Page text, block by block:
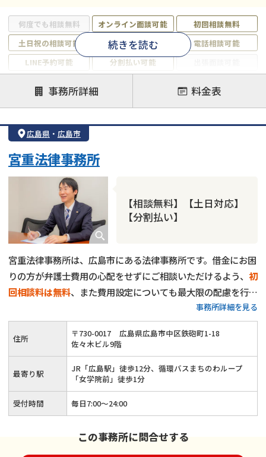
何度でも相談無料 オンライン面談可能
初回相談無料
土日祝の相談可能
19時以降電話可能
電話相談可能
LINE予約可能
分割払い可能
借金返済相談・交渉
自己破産
任意整理
個人再生
会社破産・法人破産
カードローン
続きを読む
事務所詳細 料金表
広島県 ・ 広島市
【相談無料】【土日対応】
【分割払い】
宮重法律事務所
宮重法律事務所は、広島市にある法律事務所です。借金にお困
りの方が弁護士費用の心配をせずにご相談いただけるよう、 初
回相談料は無料、また費用設定についても最大限の配慮を行な
これまで承ってきた借金問題のご相談は3000件
以上。経験の中で培ってきた知識を活かし、一人一人のご状況
に合わせ、有益となる選択肢をご提示いたします。 受任後はす
ぐに債権者に向けて受任通知を発送し、ひとまず取り立てをス
トップしますが、支払いはその翌月からで構いません。まずは
当事務所にご相談いただき、少しでも借金のストレスを解消し
ていただければ幸いです。
事務所詳細を見る
住所 〒730-0017
広島県広島市中区鉄砲町1-18
佐々木ビル9階
最寄り駅
JR「広島駅」徒歩12分、循環バスまちのわループ
「女学院前」徒歩1分
受付時間 毎日7:00〜24:00
この事務所に問合せする